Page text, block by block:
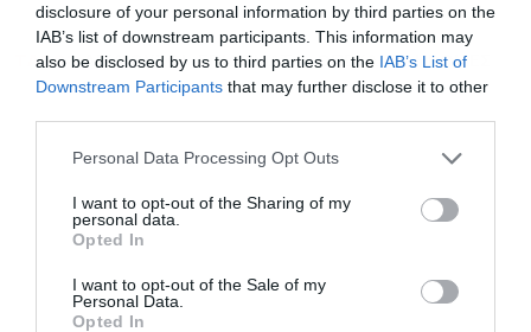
disclosure of your personal information by third parties on the
IAB’s list of downstream participants. This information may
also be disclosed by us to third parties on the IAB’s List of
Downstream Participants that may further disclose it to other
Personal Data Processing Opt Outs
I want to opt-out of the Sharing of my
personal data.
Opted In
I want to opt-out of the Sale of my
Personal Data.
Opted In
TAGS: ΔΙΚΑΙΟΥΧΟΙ ΕΠΙΔΟΜΑΤΑ ΟΠΕΚΑ ΠΛΗΡΩΜΕΣ